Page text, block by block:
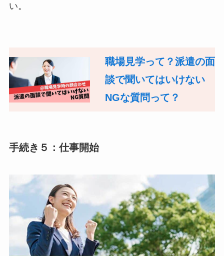
い。
職場見学って？派遣の面
談で聞いてはいけない
NGな質問って？
手続き５：仕事開始